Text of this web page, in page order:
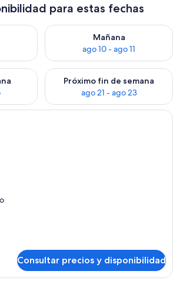
para estas fechas
para esta noche, ago 9 - ago 10
Mañana
ago 10 - ago 11
Consulta la disponibilidad
para este fin de semana, ago 14 -
Próximo fin de semana
ago 21 - ago 23
Consulta la disponibilidad
Un dormitorio de cabaña de madera
Consultar precios y disponibilidad